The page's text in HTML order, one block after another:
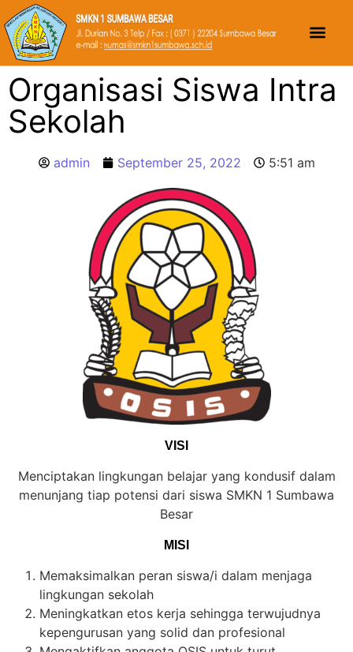
Organisasi Siswa Intra
Sekolah
admin September 25, 2022 5:51 am
VISI
Menciptakan lingkungan belajar yang kondusif dalam
menunjang tiap potensi dari siswa SMKN 1 Sumbawa
Besar
MISI
Memaksimalkan peran siswa/i dalam menjaga
lingkungan sekolah
Meningkatkan etos kerja sehingga terwujudnya
kepengurusan yang solid dan profesional